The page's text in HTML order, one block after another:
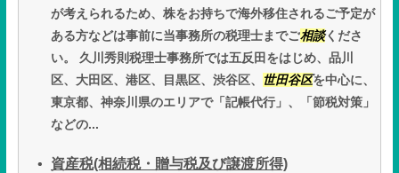
が考えられるため、株をお持ちで海外移住されるご予定が
ある方などは事前に当事務所の税理士までご相談くださ
い。 久川秀則税理士事務所では五反田をはじめ、品川
区、大田区、港区、目黒区、渋谷区、
世田谷区を中心に、
東京都、神奈川県のエリアで「記帳代行」、「節税対策」
などの...
資産税(相続税・贈与税及び譲渡所得)